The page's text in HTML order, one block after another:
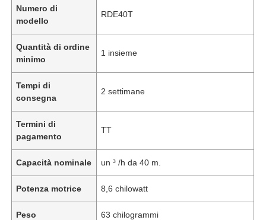
Numero di
modello
RDE40T
Quantità di ordine
minimo
1 insieme
Tempi di
consegna
2 settimane
Termini di
pagamento
TT
Capacità nominale un ³ /h da 40 m.
Potenza motrice 8,6 chilowatt
Peso 63 chilogrammi